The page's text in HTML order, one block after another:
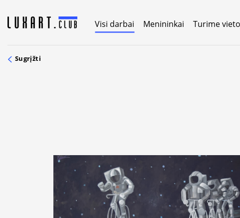
content
Visi darbai Menininkai Turime
Sugrįžti